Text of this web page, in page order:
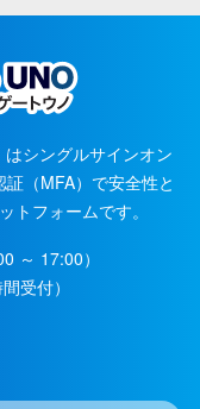
シングルサインオン
証（MFA）で安全性と
トフォームです。
～ 17:00）
受付）